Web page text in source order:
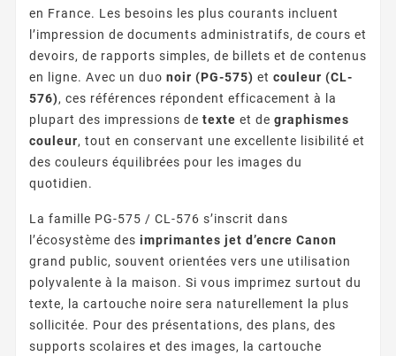
en France. Les besoins les plus courants incluent
l’impression de documents administratifs, de cours et
devoirs, de rapports simples, de billets et de contenus
en ligne. Avec un duo noir (PG-575) et couleur (CL-
576), ces références répondent efficacement à la
plupart des impressions de texte et de graphismes
couleur, tout en conservant une excellente lisibilité et
des couleurs équilibrées pour les images du
quotidien.
La famille PG-575 / CL-576 s’inscrit dans
l’écosystème des imprimantes jet d’encre Canon
grand public, souvent orientées vers une utilisation
polyvalente à la maison. Si vous imprimez surtout du
texte, la cartouche noire sera naturellement la plus
sollicitée. Pour des présentations, des plans, des
supports scolaires et des images, la cartouche